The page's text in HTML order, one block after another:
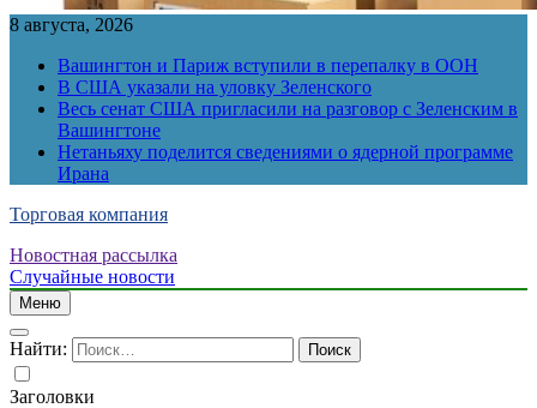
8 августа, 2026
Вашингтон и Париж вступили в перепалку в ООН
В США указали на уловку Зеленского
Весь сенат США пригласили на разговор с Зеленским в
Вашингтоне
Нетаньяху поделится сведениями о ядерной программе
Ирана
Торговая компания
Новостная рассылка
Случайные новости
Меню
Найти:
Заголовки